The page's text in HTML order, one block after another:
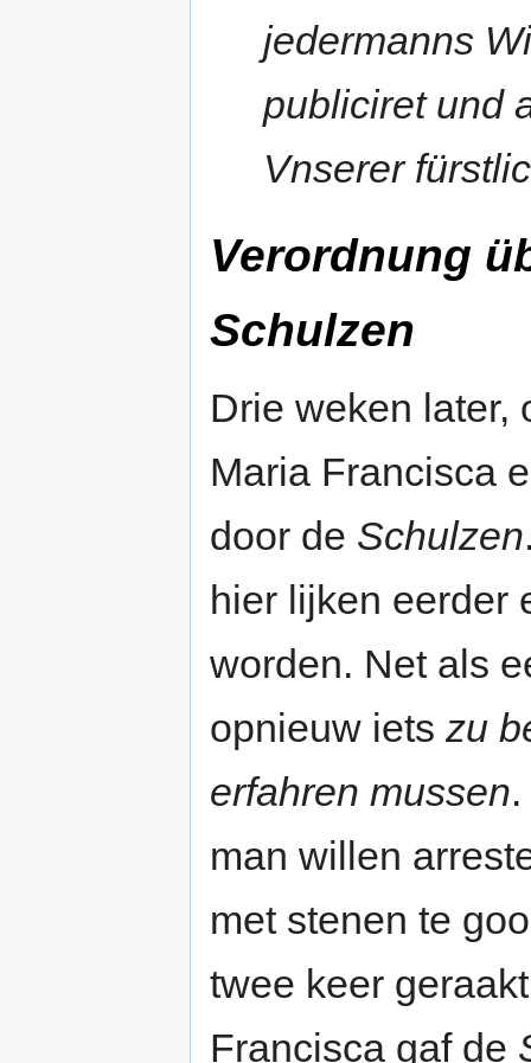
jedermanns
publiciret und
Vnserer
Verordnung
Schulzen
Drie weken later,
Maria Francisca
door de Schulzen
hier lijken eerder
worden. Net als
opnieuw iets zu
erfahren mussen
man willen
met stenen te
twee keer
Francisca gaf de